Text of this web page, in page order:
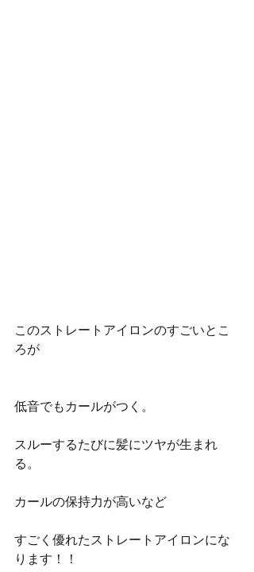
このストレートアイロンのすごいとこ
ろが
低音でもカールがつく。
スルーするたびに髪にツヤが生まれ
る。
カールの保持力が高いなど
すごく優れたストレートアイロンにな
ります！！